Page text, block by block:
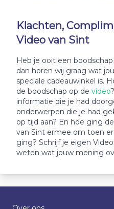
Klachten,
Video van Sint
Heb je ooit een
dan horen wij graag wat
speciale cadeauwinkel is.
de boodschap op de video
informatie die je had
onderwerpen die je had
op tijd aan? En hoe ging de
van Sint ermee om toen
ging? Schrijf je eigen
weten wat jouw mening